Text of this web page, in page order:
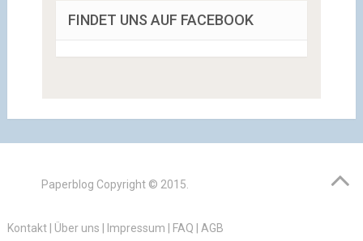
FINDET UNS AUF FACEBOOK
Paperblog Copyright © 2015.
Kontakt| Über uns | Impressum | FAQ | AGB